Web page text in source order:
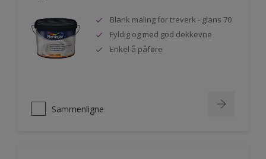
Blank maling for treverk - glans 70
Fyldig og med god dekkevne
Enkel å påføre
Sammenligne